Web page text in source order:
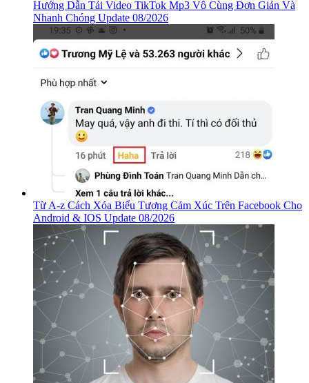
Hướng Dẫn Tải Video TikTok Mp3 Vô Cùng Đơn Giản Và
Nhanh Chóng Update 08/2026
Từ A-z Cách Xóa Biểu Tượng Cảm Xúc Trên Facebook Cho
Android & IOS Update 08/2026